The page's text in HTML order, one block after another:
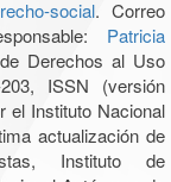
social. Correo
Patricia
Derechos al Uso
203, ISSN (versión
el Instituto Nacional
actualización de
Instituto de